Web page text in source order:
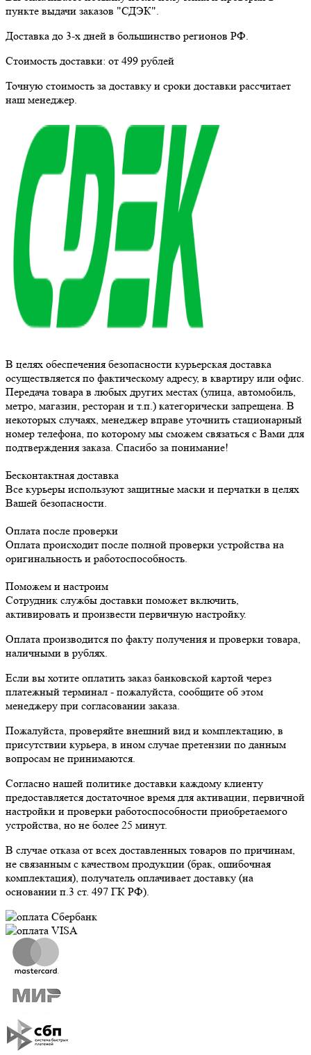
пункте выдачи заказов "СДЭК".
Доставка до 3-х дней в большинство регионов РФ.
Стоимость доставки: от 499 рублей
Точную стоимость за доставку и сроки доставки рассчитает
наш менеджер.
В целях обеспечения безопасности курьерская доставка
осуществляется по фактическому адресу, в квартиру или офис.
Передача товара в любых других местах (улица, автомобиль,
метро, магазин, ресторан и т.п.) категорически запрещена. В
некоторых случаях, менеджер вправе уточнить стационарный
номер телефона, по которому мы сможем связаться с Вами для
подтверждения заказа. Спасибо за понимание!
Бесконтактная доставка
Все курьеры используют защитные маски и перчатки в целях
Вашей безопасности.
Оплата после проверки
Оплата происходит после полной проверки устройства на
оригинальность и работоспособность.
Поможем и настроим
Сотрудник службы доставки поможет включить,
активировать и произвести первичную настройку.
Оплата производится по факту получения и проверки товара,
наличными в рублях.
Если вы хотите оплатить заказ банковской картой через
платежный терминал - пожалуйста, сообщите об этом
менеджеру при согласовании заказа.
Пожалуйста, проверяйте внешний вид и комплектацию, в
присутствии курьера, в ином случае претензии по данным
вопросам не принимаются.
Согласно нашей политике доставки каждому клиенту
предоставляется достаточное время для активации, первичной
настройки и проверки работоспособности приобретаемого
устройства, но не более 25 минут.
В случае отказа от всех доставленных товаров по причинам,
не связанным с качеством продукции (брак, ошибочная
комплектация), получатель оплачивает доставку (на
основании п.3 ст. 497 ГК РФ).